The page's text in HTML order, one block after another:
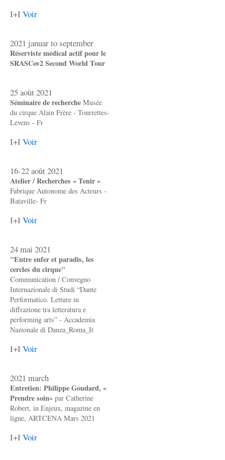
I+I Voir
2021 januar to september
Réserviste médical actif pour le
SRASCov2 Second World Tour
25 août 2021
Séminaire de recherche Musée
du cirque Alain Frère - Tourrettes-
Levens - Fr
I+I Voir
16-22 août 2021
Atelier / Recherches « Tenir »
Fabrique Autonome des Acteurs -
Bataville- Fr
I+I Voir
24 mai 2021
"Entre enfer et paradis, les
cercles du cirque"
Communication / Convegno
Internazionale di Studi “Dante
Performatico. Letture in
diffrazione tra letteratura e
performing arts” - Accademia
Nazionale di Danza_Roma_It
I+I Voir
2021 march
Entretien: Philippe Goudard, «
Prendre soin» par Catherine
Robert, in Enjeux, magazine en
ligne, ARTCENA Mars 2021
I+I Voir